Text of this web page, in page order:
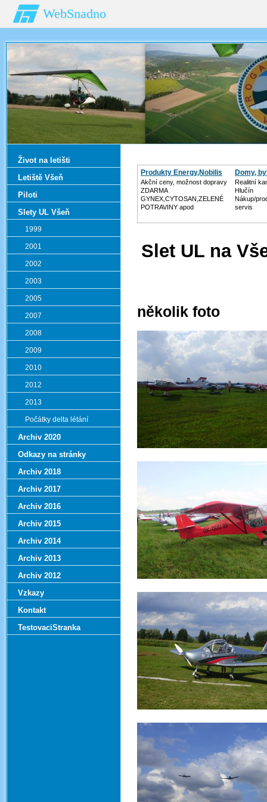
WebSnadno
Produkty Energy,Nobilis
Akční ceny, možnost dopravy
ZDARMA
GYNEX,CYTOSAN,ZELENÉ
POTRAVINY apod
Domy,
Realitní
Hlučín
Nákup/
servis
Slet UL na
několik foto
Život na letišti
Letiště Všeň
Piloti
Slety UL Všeň
1999
2001
2002
2003
2005
2007
2008
2009
2010
2012
2013
Počátky delta létání
Archiv 2020
Odkazy na stránky
Archiv 2018
Archiv 2017
Archiv 2016
Archiv 2015
Archiv 2014
Archiv 2013
Archiv 2012
Vzkazy
Kontakt
TestovaciStranka